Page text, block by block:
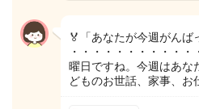
🏅「あなたが今週がんば
・・・・・・・・・・
曜日ですね。今週はあな
どものお世話、家事、お